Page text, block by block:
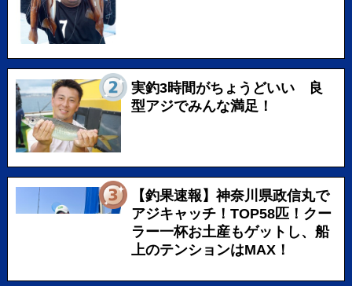
実釣3時間がちょうどいい 良
型アジでみんな満足！
【釣果速報】神奈川県政信丸で
アジキャッチ！TOP58匹！クー
ラー一杯お土産もゲットし、船
上のテンションはMAX！